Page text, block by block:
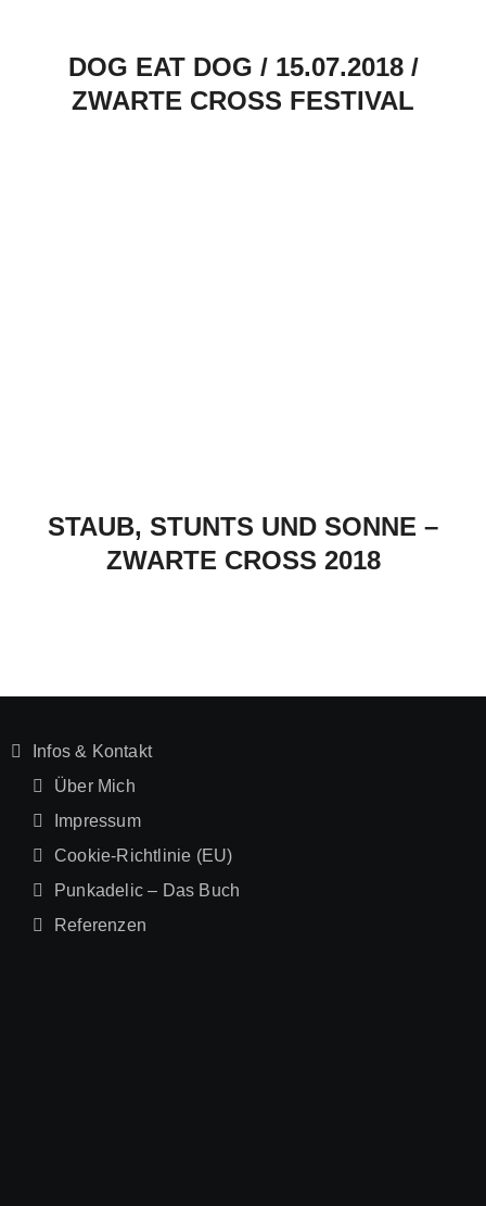
DOG EAT DOG / 15.07.2018 /
ZWARTE CROSS FESTIVAL
STAUB, STUNTS UND SONNE –
ZWARTE CROSS 2018
Infos & Kontakt
Über Mich
Impressum
Cookie-Richtlinie (EU)
Punkadelic – Das Buch
Referenzen